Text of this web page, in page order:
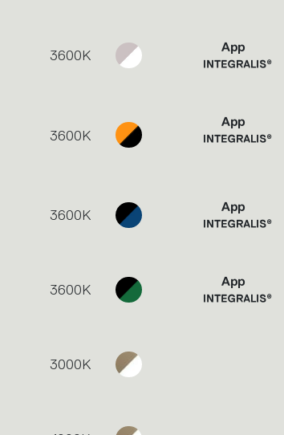
3600K
3600K
3600K
3600K
3000K